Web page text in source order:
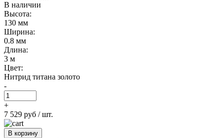
В наличии
Высота:
130 мм
Ширина:
0.8 мм
Длина:
3 м
Цвет:
Нитрид титана золото
-
+
7 529 руб / шт.
В корзину